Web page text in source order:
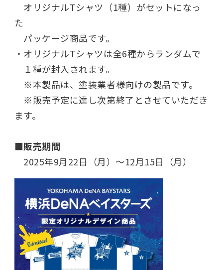
オリジナルTシャツ（1種）がセットになっ
た
パッケージ商品です。
・オリジナルTシャツは全6種からランダムで
１種が封入されます。
※本製品は、塗装業者様向けの製品です。
※販売予定に達し次第終了とさせていただき
ます。
■販売期間
2025年9月22日（月）～12月15日（月）